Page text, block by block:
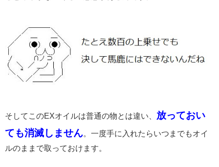
そしてこのEXオイルは普通の物とは違い、 放っておい
ても消滅しません。一度手に入れたらいつまでもオイ
ルのままで取っておけます。